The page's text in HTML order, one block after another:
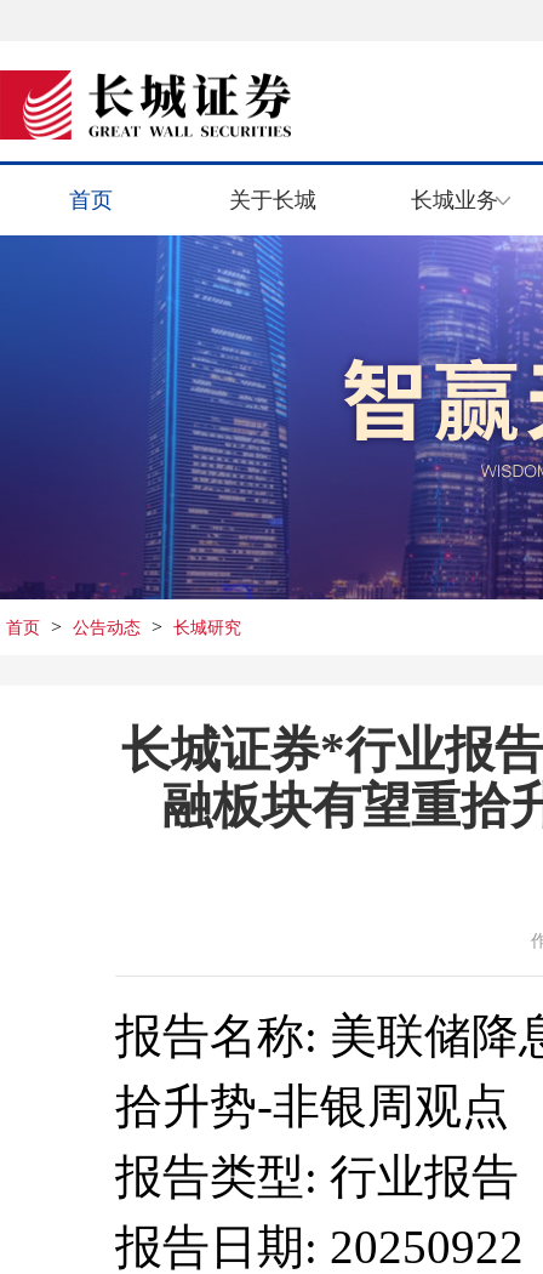
首页 关于长城 长城业务
首页 > 公告动态 > 长城研究
长城证券*行业报
融板块有望重拾
报告名称: 美联储降
拾升势-非银周观点
报告类型: 行业报告
报告日期: 20250922